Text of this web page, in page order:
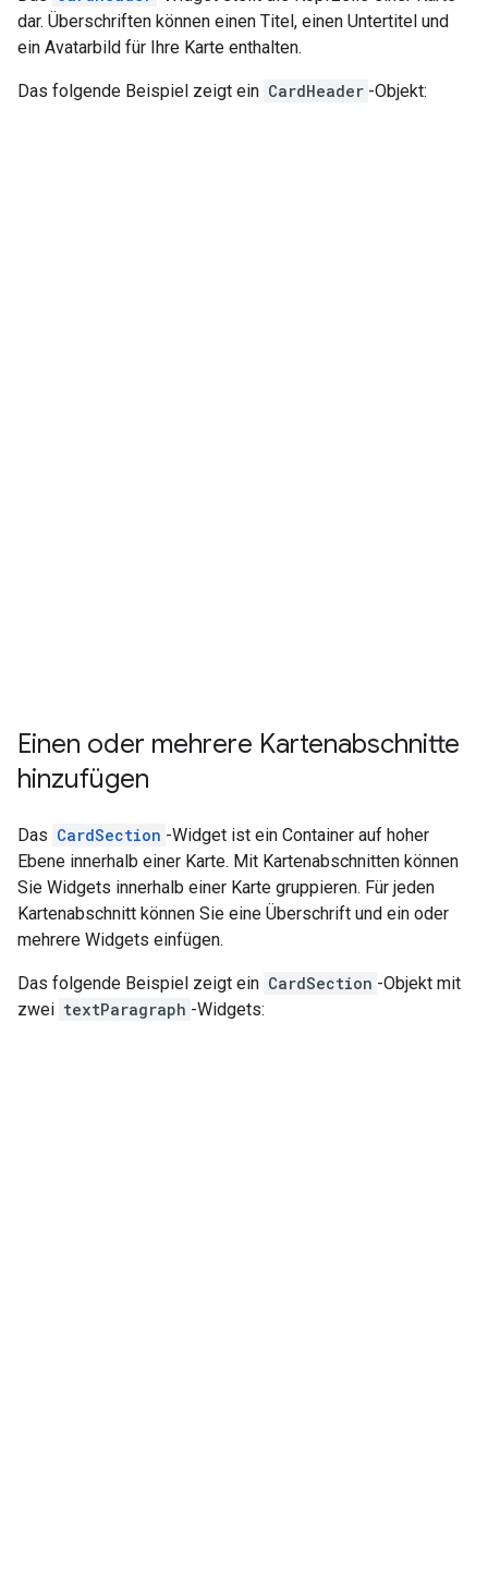
dar. Überschriften können einen Titel, einen Untertitel und
ein Avatarbild für Ihre Karte enthalten.
Das folgende Beispiel zeigt ein CardHeader -Objekt:
Einen oder mehrere Kartenabschnitte
hinzufügen
Das CardSection -Widget ist ein Container auf hoher
Ebene innerhalb einer Karte. Mit Kartenabschnitten können
Sie Widgets innerhalb einer Karte gruppieren. Für jeden
Kartenabschnitt können Sie eine Überschrift und ein oder
mehrere Widgets einfügen.
Das folgende Beispiel zeigt ein CardSection -Objekt mit
zwei textParagraph -Widgets: